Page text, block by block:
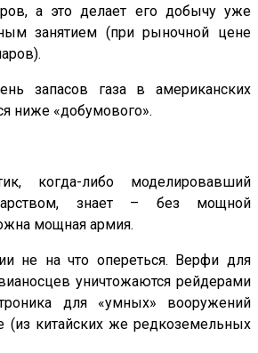
а это делает его добычу уже
занятием (при рыночной цене
запасов газа в американских
ниже «добумового».
когда-либо моделировавший
знает – без мощной
мощная армия.
не на что опереться. Верфи для
уничтожаются рейдерами
для «умных» вооружений
(из китайских же редкоземельных